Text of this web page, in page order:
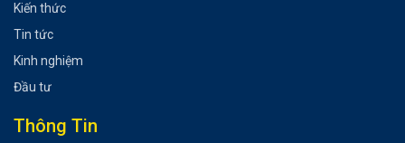
Kiến thức
Tin tức
Kinh nghiệm
Đầu tư
Thông Tin